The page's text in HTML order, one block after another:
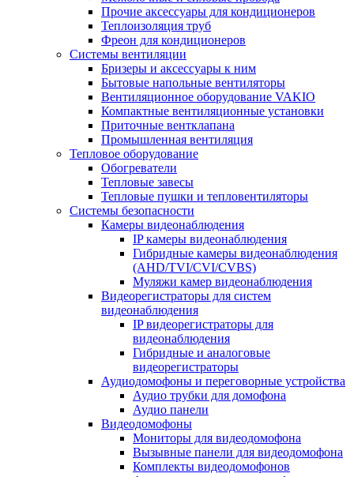
Прочие аксессуары для кондиционеров
Теплоизоляция труб
Фреон для кондиционеров
Системы вентиляции
Бризеры и аксессуары к ним
Бытовые напольные вентиляторы
Вентиляционное оборудование VAKIO
Компактные вентиляционные установки
Приточные вентклапана
Промышленная вентиляция
Тепловое оборудование
Обогреватели
Тепловые завесы
Тепловые пушки и тепловентиляторы
Системы безопасности
Камеры видеонаблюдения
IP камеры видеонаблюдения
Гибридные камеры видеонаблюдения
(AHD/TVI/CVI/CVBS)
Муляжи камер видеонаблюдения
Видеорегистраторы для систем
видеонаблюдения
IP видеорегистраторы для
видеонаблюдения
Гибридные и аналоговые
видеорегистраторы
Аудиодомофоны и переговорные устройства
Аудио трубки для домофона
Аудио панели
Видеодомофоны
Мониторы для видеодомофона
Вызывные панели для видеодомофона
Комплекты видеодомофонов